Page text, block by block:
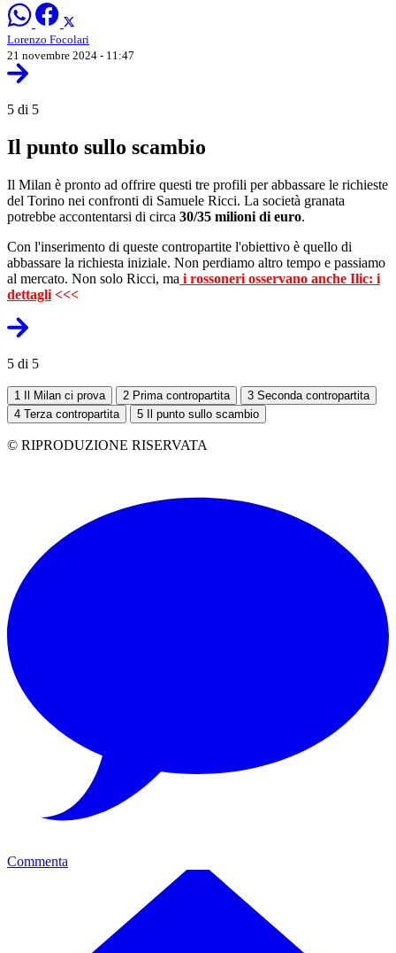
Lorenzo Focolari
21 novembre 2024 - 11:47
5 di 5
Il punto sullo scambio
Il Milan è pronto ad offrire questi tre profili per abbassare le richieste
del Torino nei confronti di Samuele Ricci. La società granata
potrebbe accontentarsi di circa 30/35 milioni di euro.
Con l'inserimento di queste contropartite l'obiettivo è quello di
abbassare la richiesta iniziale. Non perdiamo altro tempo e passiamo
al mercato. Non solo Ricci, ma i rossoneri osservano anche Ilic: i
dettagli <<<
5 di 5
1 Il Milan ci prova 2 Prima contropartita 3 Seconda contropartita
4 Terza contropartita 5 Il punto sullo scambio
© RIPRODUZIONE RISERVATA
Commenta